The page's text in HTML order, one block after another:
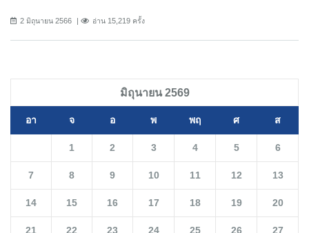
2 มิถุนายน 2566 อ่าน 15,219 ครั้ง
มิถุนายน 2569
อา จ อ พ พฤ ศ ส
1 2 3 4 5 6
7 8 9 10 11 12 13
14 15 16 17 18 19 20
21 22 23 24 25 26 27